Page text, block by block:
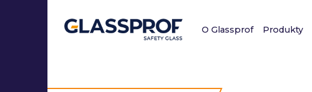
O Glassprof Produkty